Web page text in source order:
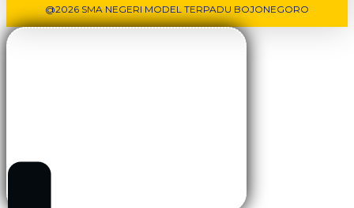
@2026 SMA NEGERI MODEL TERPADU BOJONEGORO